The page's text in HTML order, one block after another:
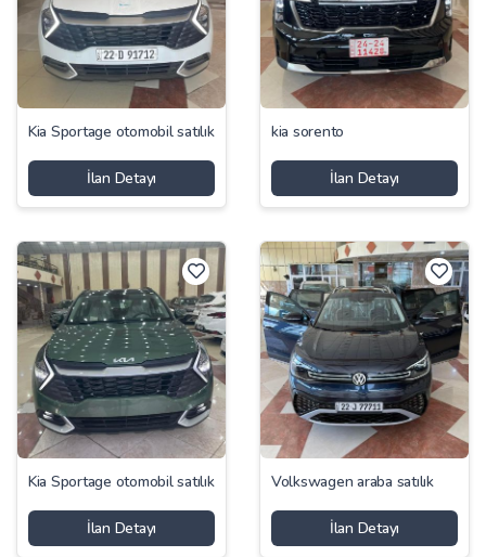
Kia Sportage otomobil satılık
İlan Detayı
kia sorento
İlan Detayı
Kia Sportage otomobil satılık
İlan Detayı
Volkswagen araba satılık
İlan Detayı